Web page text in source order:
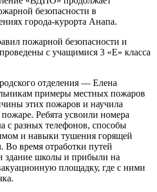
безопасности в
города-курорта Анапа.
пожарной безопасности и
с учащимися 3 «Е» класса
отделения — Елена
примеры местных пожаров
этих пожаров и научила
Ребята усвоили номера
с разных телефонов, способы
и навыки тушения горящей
время отработки путей
здание школы и прибыли на
площадку, где с ними